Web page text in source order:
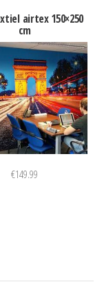
airtex 150×250
cm
€149.99